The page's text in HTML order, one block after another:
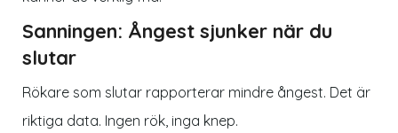
Sanningen: Ångest sjunker när du
slutar
Rökare som slutar rapporterar mindre ångest. Det är
riktiga data. Ingen rök, inga knep.